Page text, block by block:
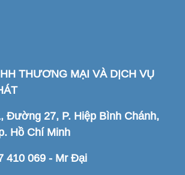
THƯƠNG MẠI VÀ DỊCH VỤ
Đường 27, P. Hiệp Bình Chánh,
Hồ Chí Minh
410 069 - Mr Đại